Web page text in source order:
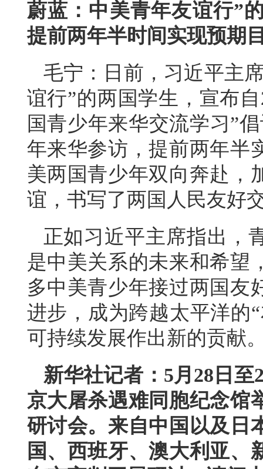
蔚蓝：中美青年友谊行”
提前两年半时间实现预期
毛宁：日前，习近平主
谊行”的两国学生，宣布
国青少年来华交流学习”
年来华参访，提前两年半
美两国青少年双向奔赴，
谊，书写了两国人民友好
正如习近平主席指出，
是中美关系的未来和希望
多中美青少年接过两国友
进步，成为跨越太平洋的
可持续发展作出新的贡献
新华社记者：5月28日
京大屠杀遇难同胞纪念馆
研讨会。来自中国以及日
国、西班牙、澳大利亚、